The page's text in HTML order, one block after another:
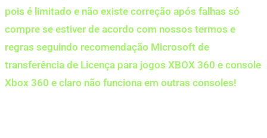
pois é limitado e não existe correção após falhas só
compre se estiver de acordo com nossos termos e
regras seguindo recomendação Microsoft de
transferência de Licença para jogos XBOX 360 e console
Xbox 360 e claro não funciona em outras consoles!